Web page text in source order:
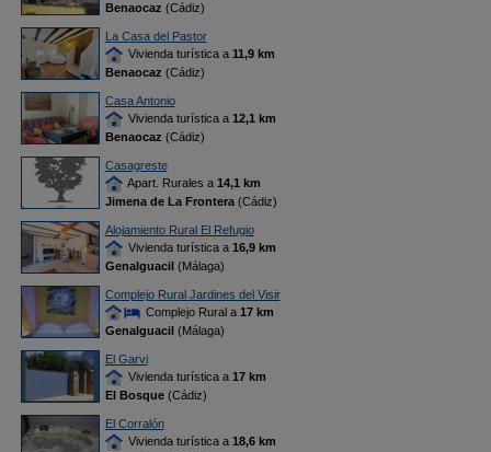
Benaocaz (Cádiz)
La Casa del Pastor
Vivienda turística a 11,9 km
Benaocaz (Cádiz)
Casa Antonio
Vivienda turística a 12,1 km
Benaocaz (Cádiz)
Casagreste
Apart. Rurales a 14,1 km
Jimena de La Frontera(Cádiz)
Alojamiento Rural El Refugio
Vivienda turística a 16,9 km
Genalguacil(Málaga)
Complejo Rural Jardines del Visir
Complejo Rural a 17 km
Genalguacil(Málaga)
El Garvi
Vivienda turística a 17 km
El Bosque(Cádiz)
El Corralón
Vivienda turística a 18,6 km